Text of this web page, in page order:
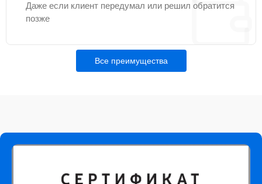
Даже если клиент передумал или решил обратится
позже
Все преимущества